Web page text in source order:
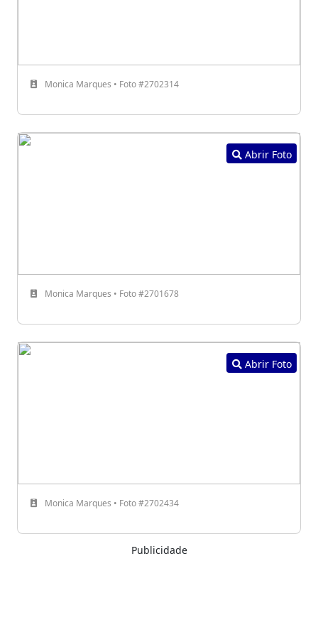
Monica Marques • Foto #2702314
Abrir Foto
Monica Marques • Foto #2701678
Abrir Foto
Monica Marques • Foto #2702434
Publicidade